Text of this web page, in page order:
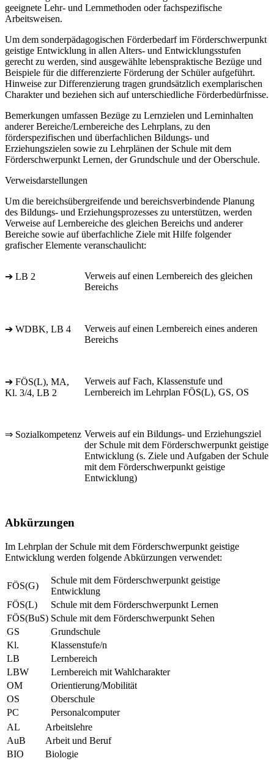
geeignete Lehr- und Lernmethoden oder fachspezifische
Arbeitsweisen.
Um dem sonderpädagogischen Förderbedarf im Förderschwerpunkt
geistige Entwicklung in allen Alters- und Entwicklungsstufen
gerecht zu werden, sind ausgewählte lebenspraktische Bezüge und
Beispiele für die differenzierte Förderung der Schüler aufgeführt.
Hinweise zur Differenzierung tragen grundsätzlich exemplarischen
Charakter und beziehen sich auf unterschiedliche Förderbedürfnisse.
Bemerkungen umfassen Bezüge zu Lernzielen und Lerninhalten
anderer Bereiche/Lernbereiche des Lehrplans, zu den
förderspezifischen und überfachlichen Bildungs- und
Erziehungszielen sowie zu Lehrplänen der Schule mit dem
Förderschwerpunkt Lernen, der Grundschule und der Oberschule.
Verweisdarstellungen
Um die bereichsübergreifende und bereichsverbindende Planung
des Bildungs- und Erziehungsprozesses zu unterstützen, werden
Verweise auf Lernbereiche des gleichen Bereichs und anderer
Bereiche sowie auf überfachliche Ziele mit Hilfe folgender
grafischer Elemente veranschaulicht:
➔ LB 2
Verweis auf einen Lernbereich des gleichen
Bereichs
➔ WDBK, LB 4
Verweis auf einen Lernbereich eines anderen
Bereichs
➔ FÖS(L), MA,
Kl. 3/4, LB 2
Verweis auf Fach, Klassenstufe und
Lernbereich im Lehrplan FÖS(L), GS, OS
⇒ Sozialkompetenz Verweis auf ein Bildungs- und Erziehungsziel
der Schule mit dem Förderschwerpunkt geistige
Entwicklung (s. Ziele und Aufgaben der Schule
mit dem Förderschwerpunkt geistige
Entwicklung)
Abkürzungen
Im Lehrplan der Schule mit dem Förderschwerpunkt geistige
Entwicklung werden folgende Abkürzungen verwendet:
FÖS(G)
Schule mit dem Förderschwerpunkt geistige
Entwicklung
FÖS(L)
Schule mit dem Förderschwerpunkt Lernen
FÖS(BuS) Schule mit dem Förderschwerpunkt Sehen
GS
Grundschule
Kl.
Klassenstufe/n
LB
Lernbereich
LBW
Lernbereich mit Wahlcharakter
OM
Orientierung/Mobilität
OS
Oberschule
PC
Personalcomputer
AL
Arbeitslehre
AuB
Arbeit und Beruf
BIO
Biologie